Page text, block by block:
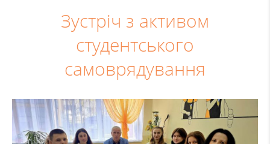
Зустріч з активом
студентського
самоврядування